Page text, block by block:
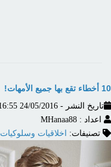
10 أخطاء تقع بها جميع الأمهات!
تاريخ النشر - 24/05/2016 04:16:55 م
اعداد : MHanaa88
تصنيفات:
اخلاقيات وسلوكيات